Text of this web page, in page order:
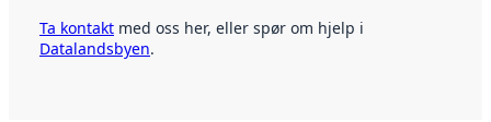
Ta kontakt med oss her, eller spør om hjelp i
Datalandsbyen.